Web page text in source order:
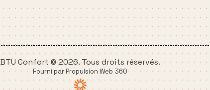
BTU Confort © 2026. Tous droits réservés.
Fourni par Propulsion Web 360